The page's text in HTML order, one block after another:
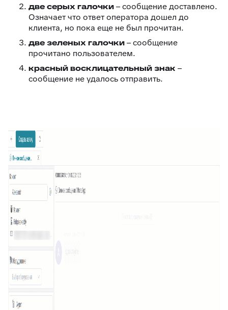
две серых галочки– сообщение доставлено.
Означает что ответ оператора дошел до
клиента, но пока еще не был прочитан.
две зеленых галочки– сообщение
прочитано пользователем.
красный восклицательный знак –
сообщение не удалось отправить.